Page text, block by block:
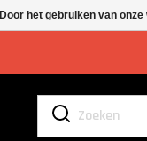
Door het gebruiken van